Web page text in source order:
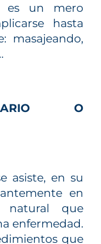
es un mero
hasta
masajeando,
O
asiste, en su
en
natural que
enfermedad.
que